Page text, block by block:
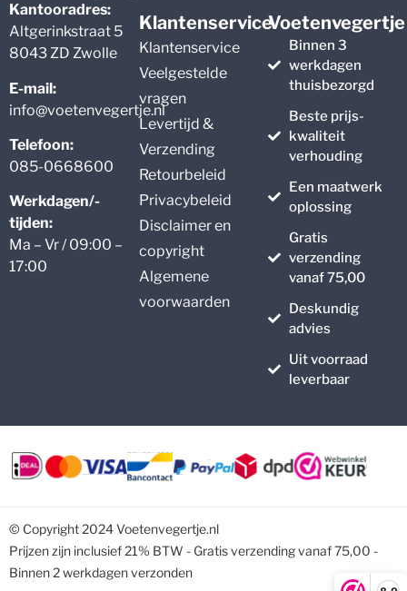
Kantooradres:
Altgerinkstraat 5
8043 ZD Zwolle
E-mail:
info@voetenvegertje.nl
Telefoon:
085-0668600
Werkdagen/-
tijden:
Ma – Vr / 09:00 –
17:00
Klantenservice
Klantenservice
Veelgestelde
vragen
Levertijd &
Verzending
Retourbeleid
Privacybeleid
Disclaimer en
copyright
Algemene
voorwaarden
Voetenvegertje
Binnen 3
werkdagen
thuisbezorgd
Beste prijs-
kwaliteit
verhouding
Een maatwerk
oplossing
Gratis
verzending
vanaf 75,00
Deskundig
advies
Uit voorraad
leverbaar
© Copyright 2024 Voetenvegertje.nl
Prijzen zijn inclusief 21% BTW - Gratis verzending vanaf 75,00 -
Binnen 2 werkdagen verzonden